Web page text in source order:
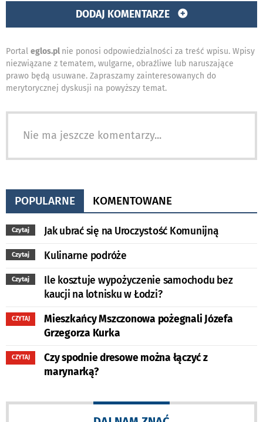
DODAJ KOMENTARZE
Portal eglos.pl nie ponosi odpowiedzialności za treść wpisu. Wpisy
niezwiązane z tematem, wulgarne, obraźliwe lub naruszające
prawo będą usuwane. Zapraszamy zainteresowanych do
merytorycznej dyskusji na powyższy temat.
Nie ma jeszcze komentarzy...
POPULARNE KOMENTOWANE
Czytaj Jak ubrać się na Uroczystość Komunijną
Czytaj Kulinarne podróże
Czytaj
Ile kosztuje wypożyczenie samochodu bez
kaucji na lotnisku w Łodzi?
CZYTAJ
Mieszkańcy Mszczonowa pożegnali Józefa
Grzegorza Kurka
CZYTAJ
Czy spodnie dresowe można łączyć z
marynarką?